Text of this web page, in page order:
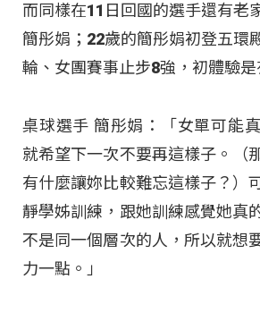
而同樣在11日回國的選手還有老
簡彤娟；22歲的簡彤娟初登五環
輪、女團賽事止步8強，初體驗是
桌球選手 簡彤娟：「女單可能
就希望下一次不要再這樣子。（
有什麼讓妳比較難忘這樣子？）
靜學姊訓練，跟她訓練感覺她真
不是同一個層次的人，所以就想
力一點。」